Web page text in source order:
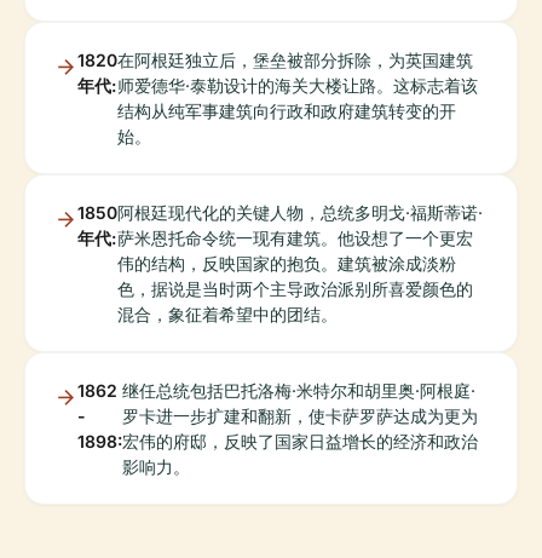
1820
年代:
在阿根廷独立后，堡垒被部分拆除，为英国建筑
师爱德华·泰勒设计的海关大楼让路。这标志着该
结构从纯军事建筑向行政和政府建筑转变的开
始。
1850
年代:
阿根廷现代化的关键人物，总统多明戈·福斯蒂诺·
萨米恩托命令统一现有建筑。他设想了一个更宏
伟的结构，反映国家的抱负。建筑被涂成淡粉
色，据说是当时两个主导政治派别所喜爱颜色的
混合，象征着希望中的团结。
1862
-
1898:
继任总统包括巴托洛梅·米特尔和胡里奥·阿根庭·
罗卡进一步扩建和翻新，使卡萨罗萨达成为更为
宏伟的府邸，反映了国家日益增长的经济和政治
影响力。